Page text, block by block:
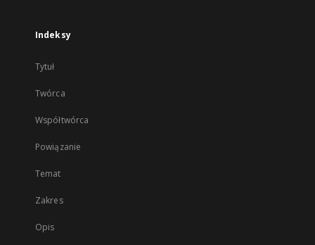
Indeksy
Tytuł
Twórca
Współtwórca
Powiązanie
Temat
Zakres
Opis